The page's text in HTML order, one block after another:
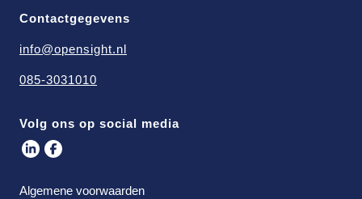
Contactgegevens
info@opensight.nl
085-3031010
Volg ons op social media
Algemene voorwaarden